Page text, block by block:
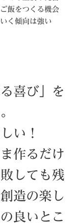
飯をつくる機会
く傾向は強い
喜び」を
い！
作るだけ
しても残
造の楽し
良いとこ